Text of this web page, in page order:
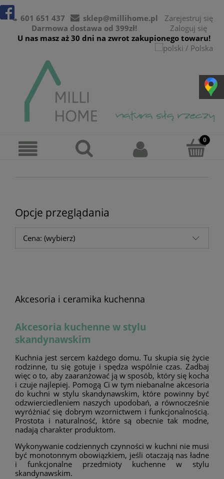
601 651 437
sklep@millihome.pl
Darmowa dostawa od 399zł!
U nas masz aż 30 dni na zwrot zakupionego towaru!
Zarejestruj się
Zaloguj się
Opcje przeglądania
Cena: (wybierz)
Akcesoria i ceramika kuchenna
Akcesoria kuchenne w stylu
skandynawskim
Kuchnia jest sercem każdego domu. Tu skupia się życie
rodzinne, tu się gotuje i spędza wspólnie czas. Zadbaj
więc o to, aby zaaranżować ją w sposób, który się kocha
i czuje najlepiej. Pomogą Ci w tym niebanalne akcesoria
do kuchni w stylu skandynawskim, które powinny być
odzwierciedleniem naszych upodobań, a równocześnie
wyróżniać się dobrym wzornictwem i funkcjonalnością.
Prostota i naturalność, które są obecnie tak modne,
nadają charakter produktom.
Wykonywanie codziennych czynności w kuchni nie musi
być monotonnym obowiązkiem, jeśli otaczają nas ładne
i funkcjonalne przedmioty kuchenne w stylu
skandynawskim.